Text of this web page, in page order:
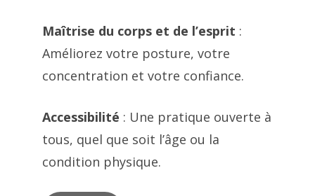
Maîtrise du corps et de l’esprit :
Améliorez votre posture, votre
concentration et votre confiance.
Accessibilité : Une pratique ouverte à
tous, quel que soit l’âge ou la
condition physique.